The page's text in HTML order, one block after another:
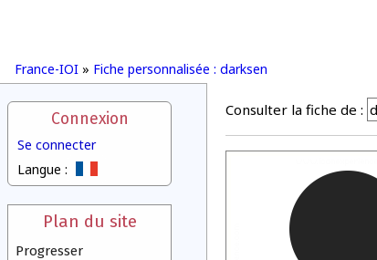
France-IOI » Fiche personnalisée : darksen
Connexion
Se connecter
Langue :
Plan du site
Progresser
Consulter la fiche de :